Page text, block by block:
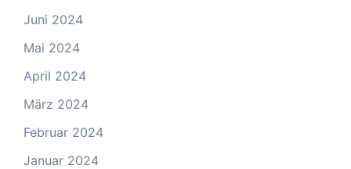
Juni 2024
Mai 2024
April 2024
März 2024
Februar 2024
Januar 2024